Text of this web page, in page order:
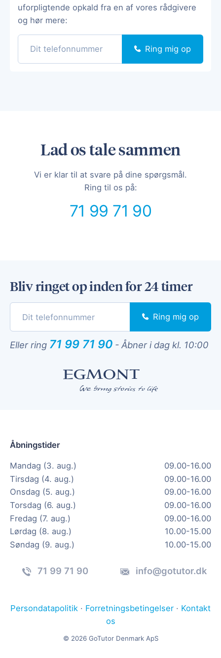
uforpligtende opkald fra en af vores rådgivere
og hør mere:
Ring mig op
Lad os tale sammen
Vi er klar til at svare på dine spørgsmål.
Ring til os på:
71 99 71 90
Bliv ringet op inden for 24 timer
Ring mig op
Eller ring 71 99 71 90 - Åbner i dag kl. 10:00
Åbningstider
Mandag (3. aug.)
09.00-16.00
Tirsdag (4. aug.)
09.00-16.00
Onsdag (5. aug.)
09.00-16.00
Torsdag (6. aug.)
09.00-16.00
Fredag (7. aug.)
09.00-16.00
Lørdag (8. aug.)
10.00-15.00
Søndag (9. aug.)
10.00-15.00
71 99 71 90 info@gotutor.dk
Persondatapolitik · Forretningsbetingelser · Kontakt
os
© 2026 GoTutor Denmark ApS